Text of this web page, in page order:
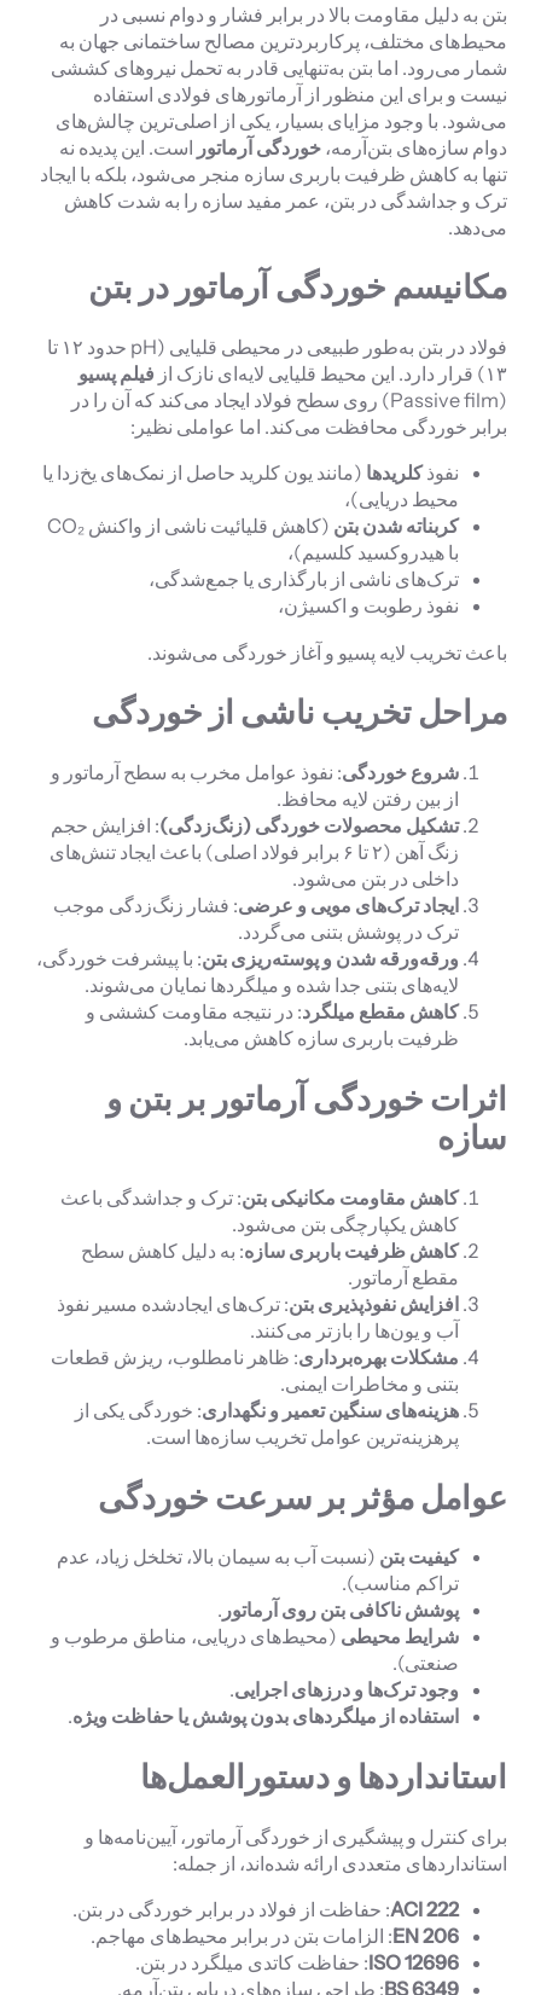
بتن به دلیل مقاومت بالا در برابر فشار و دوام نسبی در
محیط‌های مختلف، پرکاربردترین مصالح ساختمانی جهان به
شمار می‌رود. اما بتن به‌تنهایی قادر به تحمل نیروهای کششی
نیست و برای این منظور از آرماتورهای فولادی استفاده
می‌شود. با وجود مزایای بسیار، یکی از اصلی‌ترین چالش‌های
دوام سازه‌های بتن‌آرمه، خوردگی آرماتور است. این پدیده نه
تنها به کاهش ظرفیت باربری سازه منجر می‌شود، بلکه با ایجاد
ترک و جداشدگی در بتن، عمر مفید سازه را به شدت کاهش
می‌دهد.
مکانیسم خوردگی آرماتور در بتن
فولاد در بتن به‌طور طبیعی در محیطی قلیایی (pH حدود ۱۲ تا
۱۳) قرار دارد. این محیط قلیایی لایه‌ای نازک از
فیلم پسیو
(Passive film) روی سطح فولاد ایجاد می‌کند که آن را در
برابر خوردگی محافظت می‌کند. اما عواملی نظیر:
نفوذکلریدها (مانند یون کلرید حاصل از نمک‌های یخ‌زدا یا
محیط دریایی)،
کربناته شدن بتن
(کاهش قلیائیت ناشی از واکنش CO₂
با هیدروکسید کلسیم)،
ترک‌های ناشی از بارگذاری یا جمع‌شدگی،
نفوذ رطوبت و اکسیژن،
باعث تخریب لایه پسیو و آغاز خوردگی می‌شوند.
مراحل تخریب ناشی از خوردگی
شروع خوردگی: نفوذ عوامل مخرب به سطح آرماتور و
از بین رفتن لایه محافظ.
تشکیل محصولات خوردگی (زنگ‌زدگی): افزایش حجم
زنگ آهن (۲ تا ۶ برابر فولاد اصلی) باعث ایجاد تنش‌های
داخلی در بتن می‌شود.
ایجاد ترک‌های مویی و عرضی: فشار زنگ‌زدگی موجب
ترک در پوشش بتنی می‌گردد.
ورقه‌ورقه شدن و پوسته‌ریزی بتن: با پیشرفت خوردگی،
لایه‌های بتنی جدا شده و میلگردها نمایان می‌شوند.
کاهش مقطع میلگرد: در نتیجه مقاومت کششی و
ظرفیت باربری سازه کاهش می‌یابد.
اثرات خوردگی آرماتور بر بتن و
سازه
کاهش مقاومت مکانیکی بتن: ترک و جداشدگی باعث
کاهش یکپارچگی بتن می‌شود.
کاهش ظرفیت باربری سازه: به دلیل کاهش سطح
مقطع آرماتور.
افزایش نفوذپذیری بتن: ترک‌های ایجادشده مسیر نفوذ
آب و یون‌ها را بازتر می‌کنند.
مشکلات بهره‌برداری: ظاهر نامطلوب، ریزش قطعات
بتنی و مخاطرات ایمنی.
هزینه‌های سنگین تعمیر و نگهداری: خوردگی یکی از
پرهزینه‌ترین عوامل تخریب سازه‌ها است.
عوامل مؤثر بر سرعت خوردگی
کیفیت بتن (نسبت آب به سیمان بالا، تخلخل زیاد، عدم
تراکم مناسب).
پوشش ناکافی بتن روی آرماتور .
شرایط محیطی (محیط‌های دریایی، مناطق مرطوب و
صنعتی).
وجود ترک‌ها و درزهای اجرایی.
استفاده از میلگردهای بدون پوشش یا حفاظت ویژه.
استانداردها و دستورالعمل‌ها
برای کنترل و پیشگیری از خوردگی آرماتور، آیین‌نامه‌ها و
استانداردهای متعددی ارائه شده‌اند، از جمله:
ACI 222: حفاظت از فولاد در برابر خوردگی در بتن.
EN 206: الزامات بتن در برابر محیط‌های مهاجم.
ISO 12696: حفاظت کاتدی میلگرد در بتن.
BS 6349: طراحی سازه‌های دریایی بتن‌آرمه.